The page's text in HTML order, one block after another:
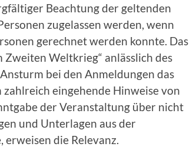
Beachtung der geltenden
zugelassen werden, wenn
gerechnet werden konnte. Das
Zweiten Weltkrieg“ anlässlich des
bei den Anmeldungen das
eingehende Hinweise von
der Veranstaltung über nicht
und Unterlagen aus der
die Relevanz.